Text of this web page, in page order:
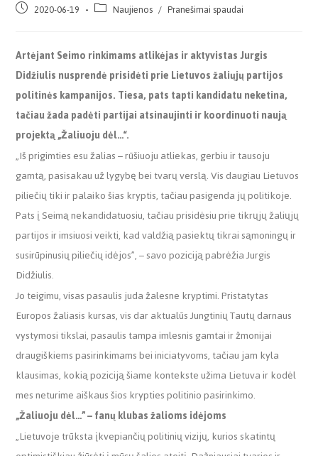
2020-06-19 Naujienos / Pranešimai spaudai
Artėjant Seimo rinkimams atlikėjas ir aktyvistas Jurgis
Didžiulis nusprendė prisidėti prie Lietuvos žaliųjų partijos
politinės kampanijos. Tiesa, pats tapti kandidatu neketina,
tačiau žada padėti partijai atsinaujinti ir koordinuoti naują
projektą „Žaliuoju dėl…“.
„Iš prigimties esu žalias – rūšiuoju atliekas, gerbiu ir tausoju
gamtą, pasisakau už lygybę bei tvarų verslą. Vis daugiau Lietuvos
piliečių tiki ir palaiko šias kryptis, tačiau pasigenda jų politikoje.
Pats į Seimą nekandidatuosiu, tačiau prisidėsiu prie tikrųjų žaliųjų
partijos ir imsiuosi veikti, kad valdžią pasiektų tikrai sąmoningų ir
susirūpinusių piliečių idėjos”, – savo poziciją pabrėžia Jurgis
Didžiulis.
Jo teigimu, visas pasaulis juda žalesne kryptimi. Pristatytas
Europos žaliasis kursas, vis dar aktualūs Jungtinių Tautų darnaus
vystymosi tikslai, pasaulis tampa imlesnis gamtai ir žmonijai
draugiškiems pasirinkimams bei iniciatyvoms, tačiau jam kyla
klausimas, kokią poziciją šiame kontekste užima Lietuva ir kodėl
mes neturime aiškaus šios krypties politinio pasirinkimo.
„Žaliuoju dėl…” – fanų klubas žalioms idėjoms
„Lietuvoje trūksta įkvepiančių politinių vizijų, kurios skatintų